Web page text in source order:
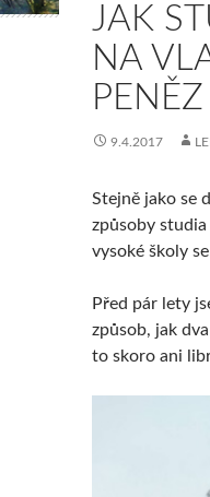
JAK
NA
PENĚZ
9.4.2017
Stejně jako se
způsoby
vysoké školy
Před pár lety
způsob, jak
to skoro ani